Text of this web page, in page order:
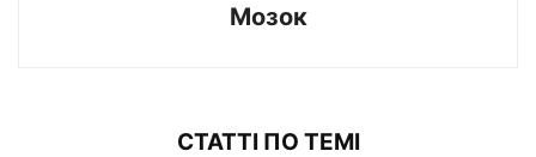
Мозок
СТАТТІ ПО ТЕМІ